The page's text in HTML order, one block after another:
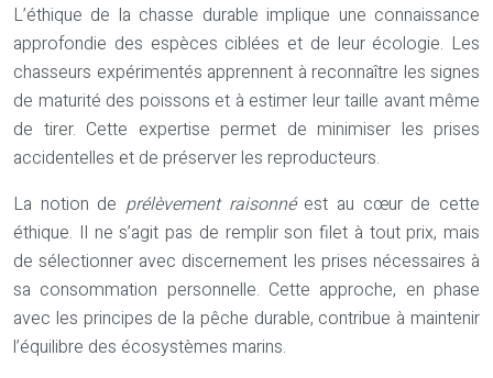
L’éthique de la chasse durable implique une connaissance
approfondie des espèces ciblées et de leur écologie. Les
chasseurs expérimentés apprennent à reconnaître les signes
de maturité des poissons et à estimer leur taille avant même
de tirer. Cette expertise permet de minimiser les prises
accidentelles et de préserver les reproducteurs.
La notion de prélèvement raisonné est au cœur de cette
éthique. Il ne s’agit pas de remplir son filet à tout prix, mais
de sélectionner avec discernement les prises nécessaires à
sa consommation personnelle. Cette approche, en phase
avec les principes de la pêche durable, contribue à maintenir
l’équilibre des écosystèmes marins.